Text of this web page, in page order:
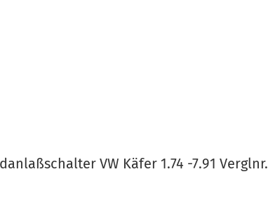
VW Käfer 1.74 -7.91 Verglnr.